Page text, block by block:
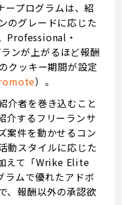
プログラムは、紹
のグレードに応じた
Professional・
ンが上がるほど報酬
クッキー期間が設定
）。
介者を巻き込むこと
介するフリーランサ
案件を動かせるコン
動スタイルに応じた
えて「Wrike Elite
ラムで優れたアドボ
、報酬以外の承認欲